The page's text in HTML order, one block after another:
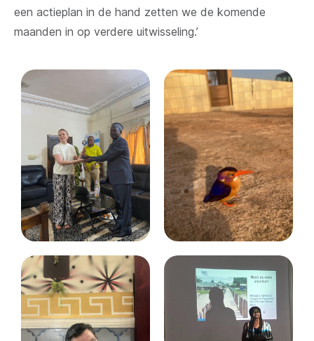
een actieplan in de hand zetten we de komende
maanden in op verdere uitwisseling.’